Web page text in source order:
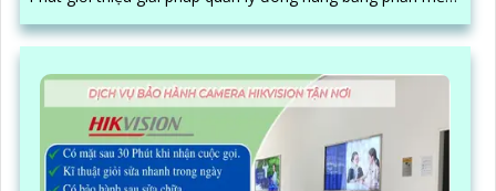
chính xác và hiệu quả trong quy trình quản lý